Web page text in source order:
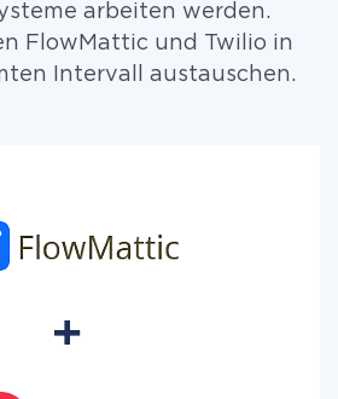
arbeiten werden.
FlowMattic und Twilio in
Intervall austauschen.